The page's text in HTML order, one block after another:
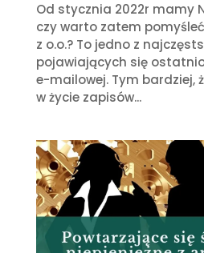
Od stycznia 2022r mamy
czy warto zatem pomyśleć
z o.o.? To jedno z
pojawiających się
e-mailowej. Tym bardziej,
w życie zapisów...